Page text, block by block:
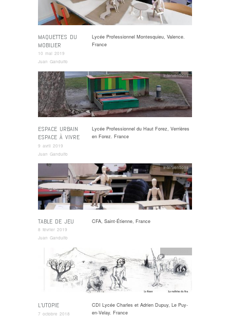
MAQUETTES DU
MOBILIER
10 mai 2019
Juan Gandulfo
Lycée Professionnel Montesquieu, Valence.
France
ESPACE URBAIN
ESPACE À VIVRE
9 avril 2019
Juan Gandulfo
Interventions
Lycée Professionnel du Haut Forez, Verrières
en Forez. France
TABLE DE JEU
8 février 2019
Juan Gandulfo
Interventions
CFA, Saint-Étienne, France
L’UTOPIE
7 octobre 2018
CDI Lycée Charles et Adrien Dupuy, Le Puy-
en-Velay. France